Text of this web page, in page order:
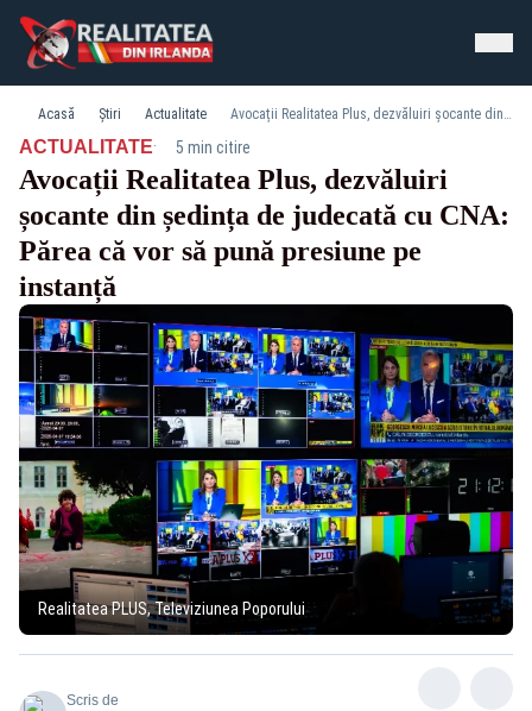
Acasă Știri Actualitate Avocații Realitatea Plus, dezvăluiri șocante din ședința de judecată cu CNA: Părea că vor să pună presiune pe instanță
ACTUALITATE· 5 min citire
Avocații Realitatea Plus, dezvăluiri
șocante din ședința de judecată cu CNA:
Părea că vor să pună presiune pe
instanță
Realitatea PLUS, Televiziunea Poporului
Scris de